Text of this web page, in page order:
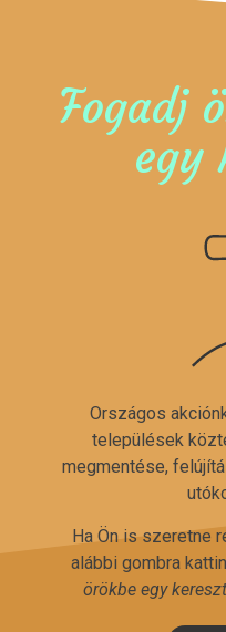
Fogadj
egy
Országos
települések
megmentése,
Ha Ön is szeretne
alábbi gombra
örökbe egy